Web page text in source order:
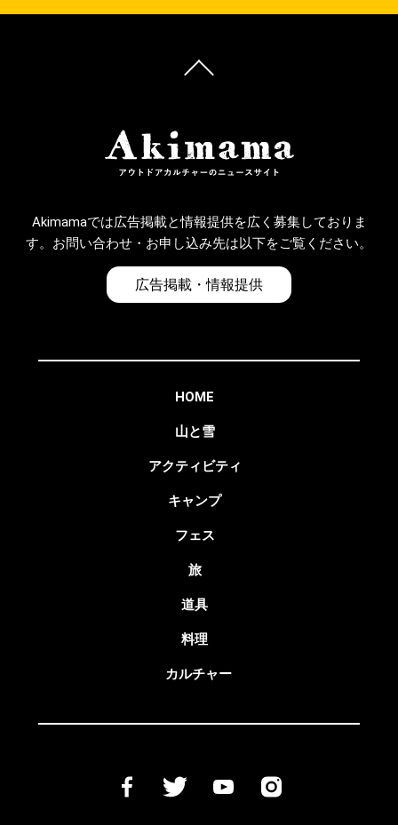
Akimamaでは広告掲載と情報提供を広く募集しておりま
す。お問い合わせ・お申し込み先は以下をご覧ください。
広告掲載・情報提供
HOME
山と雪
アクティビティ
キャンプ
フェス
旅
道具
料理
カルチャー